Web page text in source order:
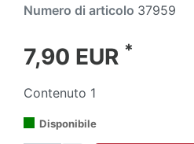
Numero di articolo 37959
7,90 EUR *
Contenuto 1
Disponibile